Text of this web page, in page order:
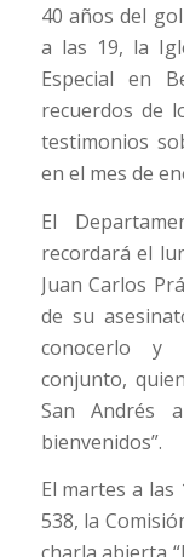
40 años del
a las 19, la
Especial en
recuerdos de
testimonios
en el mes de
El
recordará el
Juan Carlos
de su
conocerlo y
conjunto,
San Andrés
bienvenidos”.
El martes a las
538, la